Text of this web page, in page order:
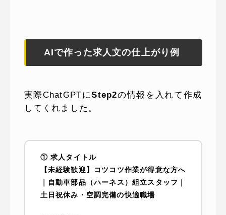
AIで作った求人文の仕上がり例
実際ChatGPTにStep2の情報を入れて作成
してくれました。
① 求人タイトル
【未経験歓迎】コツコツ作業が得意な方へ
｜自動車部品（ハーネス）組立スタッフ｜
土日祝休み・空調完備の快適職場